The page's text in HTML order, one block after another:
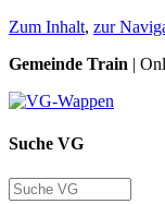
Zum Inhalt, zur
Gemeinde Train |
Suche VG